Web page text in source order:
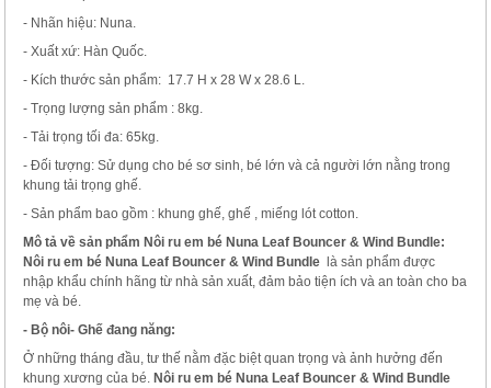
- Nhãn hiệu: Nuna.
- Xuất xứ: Hàn Quốc.
- Kích thước sản phẩm: 17.7 H x 28 W x 28.6 L.
- Trọng lượng sản phẩm : 8kg.
- Tải trọng tối đa: 65kg.
- Đối tượng: Sử dụng cho bé sơ sinh, bé lớn và cả người lớn nằng trong
khung tải trọng ghế.
- Sản phẩm bao gồm : khung ghế, ghế , miếng lót cotton.
Mô tả về sản phẩm Nôi ru em bé Nuna Leaf Bouncer & Wind Bundle:
Nôi ru em bé Nuna Leaf Bouncer & Wind Bundle là sản phẩm được
nhập khẩu chính hãng từ nhà sản xuất, đảm bảo tiện ích và an toàn cho ba
mẹ và bé.
- Bộ nôi- Ghế đang năng:
Ở những tháng đầu, tư thế nằm đặc biệt quan trọng và ảnh hưởng đến
khung xương của bé. Nôi ru em bé Nuna Leaf Bouncer & Wind Bundle